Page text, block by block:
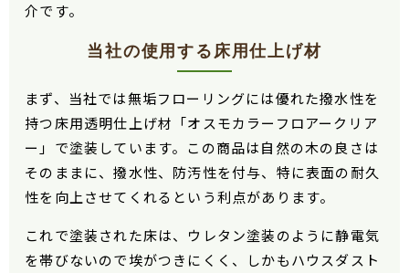
介です。
当社の使用する床用仕上げ材
まず、当社では無垢フローリングには優れた撥水性を
持つ床用透明仕上げ材「オスモカラーフロアークリア
ー」で塗装しています。この商品は自然の木の良さは
そのままに、撥水性、防汚性を付与、特に表面の耐久
性を向上させてくれるという利点があります。
これで塗装された床は、ウレタン塗装のように静電気
を帯びないので埃がつきにくく、しかもハウスダスト